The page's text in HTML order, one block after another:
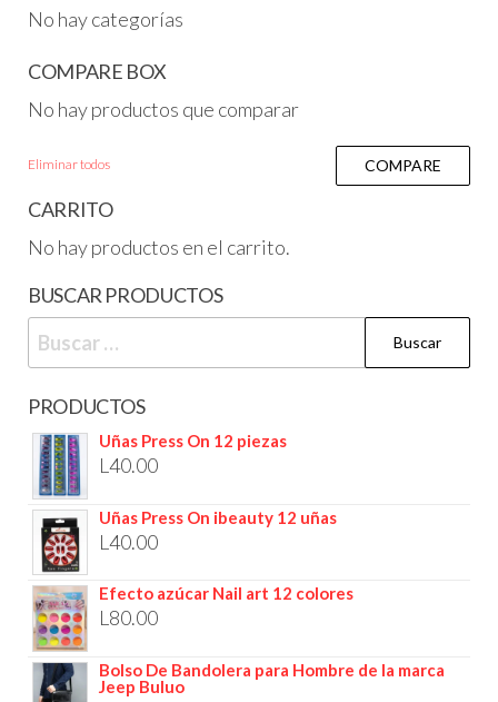
No hay categorías
COMPARE BOX
No hay productos que comparar
Eliminar todos COMPARE
CARRITO
No hay productos en el carrito.
BUSCAR PRODUCTOS
PRODUCTOS
Uñas Press On 12 piezas
L 40.00
Uñas Press On ibeauty 12 uñas
L 40.00
Efecto azúcar Nail art 12 colores
L 80.00
Bolso De Bandolera para Hombre de la marca
Jeep Buluo